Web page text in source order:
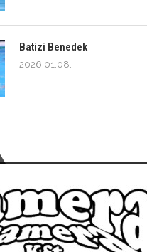
Batizi Benedek
2026.01.08.